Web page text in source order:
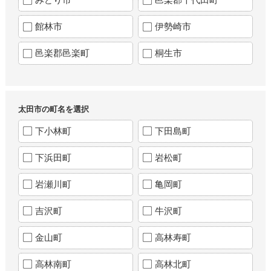
館林市 伊勢崎市
邑楽郡邑楽町 桐生市
太田市の町名を選択
下小林町 下田島町
下浜田町 岩松町
岩瀬川町 亀岡町
吉沢町 牛沢町
金山町 高林寿町
高林南町 高林北町